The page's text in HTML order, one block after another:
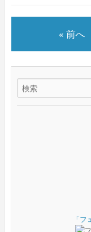
« 前へ
「